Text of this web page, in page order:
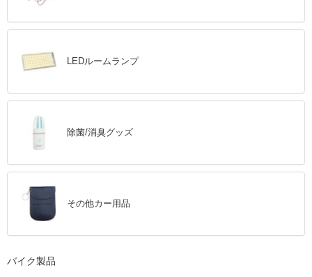
LEDルームランプ
除菌/消臭グッズ
その他カー用品
バイク製品